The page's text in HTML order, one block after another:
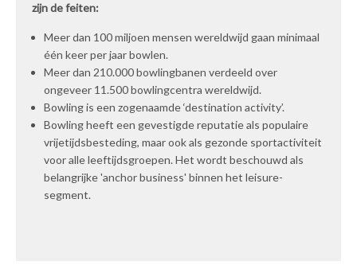
zijn de feiten:
Meer dan 100 miljoen mensen wereldwijd gaan minimaal
één keer per jaar bowlen.
Meer dan 210.000 bowlingbanen verdeeld over
ongeveer 11.500 bowlingcentra wereldwijd.
Bowling is een zogenaamde ‘destination activity’.
Bowling heeft een gevestigde reputatie als populaire
vrijetijdsbesteding, maar ook als gezonde sportactiviteit
voor alle leeftijdsgroepen. Het wordt beschouwd als
belangrijke 'anchor business' binnen het leisure-
segment.